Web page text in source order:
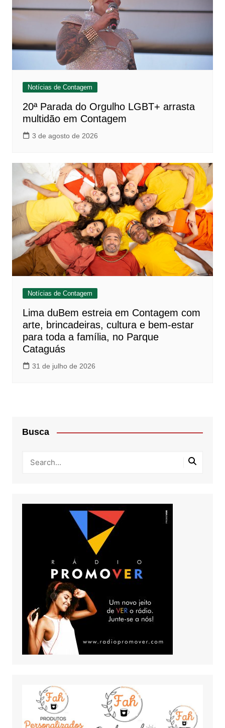
Notícias de Contagem
20ª Parada do Orgulho LGBT+ arrasta
multidão em Contagem
3 de agosto de 2026
Notícias de Contagem
Lima duBem estreia em Contagem com
arte, brincadeiras, cultura e bem-estar
para toda a família, no Parque
Cataguás
31 de julho de 2026
Busca